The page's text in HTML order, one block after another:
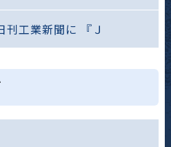
工業新聞に 『Ｊ